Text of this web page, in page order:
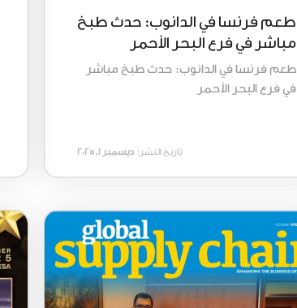
طعم فرنسا في الدانوب: حدث طبخ
مباشر في فرع البحر الأحمر
طعم فرنسا في الدانوب: حدث طبخ مباشر
في فرع البحر الأحمر
تاريخ النشر: ديسمبر 1, 2025